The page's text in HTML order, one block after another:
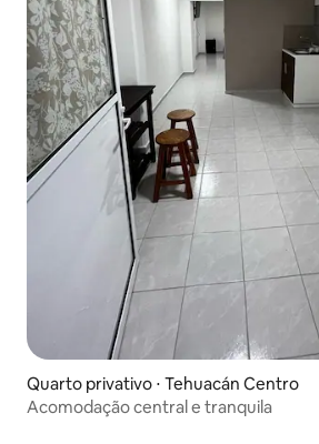
Quarto privativo ⋅ Tehuacán Centro
Acomodação central e tranquila